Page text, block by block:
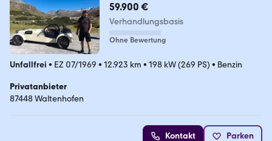
59.900 €
Verhandlungsbasis
Ohne Bewertung
Unfallfrei • EZ 07/1969 • 12.923 km • 198 kW (269 PS) • Benzin
Privatanbieter
87448 Waltenhofen
Kontakt Parken